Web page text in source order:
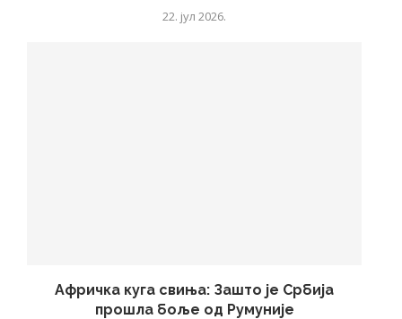
22. јул 2026.
Афричка куга свиња: Зашто је Србија
прошла боље од Румуније